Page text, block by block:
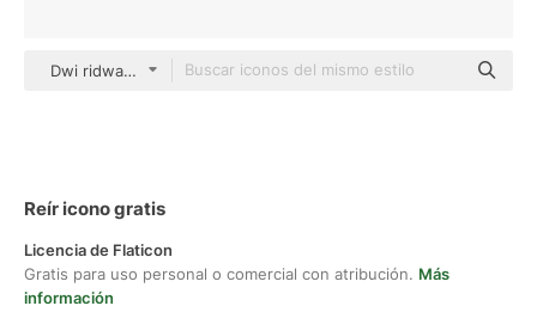
Dwi ridwanto color lineal-color
Reír icono gratis
Licencia de Flaticon
Gratis para uso personal o comercial con atribución. Más
información